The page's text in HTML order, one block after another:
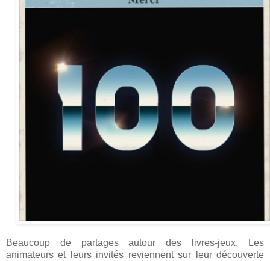
Beaucoup de partages autour des livres-jeux. Les
animateurs et leurs invités reviennent sur leur découverte